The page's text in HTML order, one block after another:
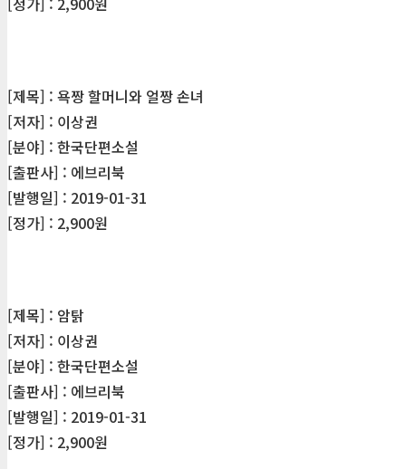
[제목] : 욕짱 할머니와 얼짱 손녀
[저자] : 이상권
[분야] : 한국단편소설
[출판사] : 에브리북
[발행일] : 2019-01-31
[정가] : 2,900원
[제목] : 암탉
[저자] : 이상권
[분야] : 한국단편소설
[출판사] : 에브리북
[발행일] : 2019-01-31
[정가] : 2,900원